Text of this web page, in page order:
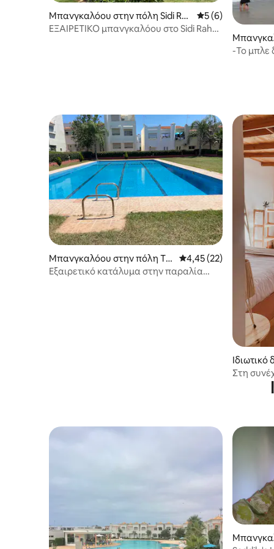
Μπανγκαλόου στην πόλη Sidi Rah
al Chatai
Μέση βαθμολογία:
5 (6)
ΕΞΑΙΡΕΤΙΚΟ μπανγκαλόου στο Sidi Rahal
rat
-Το μπλε
Μπανγκαλόου στην πόλη Te
mara
Μέση βαθμολογία:
4,45 (22)
Εξαιρετικό κατάλυμα στην παραλία
Ιδιωτικό
Στη